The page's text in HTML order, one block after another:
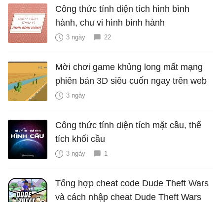
Công thức tính diện tích hình bình
hành, chu vi hình bình hành
3 ngày 22
Mời chơi game khủng long mất mạng
phiên bản 3D siêu cuốn ngay trên web
3 ngày
Công thức tính diện tích mặt cầu, thể
tích khối cầu
3 ngày 1
Tổng hợp cheat code Dude Theft Wars
và cách nhập cheat Dude Theft Wars